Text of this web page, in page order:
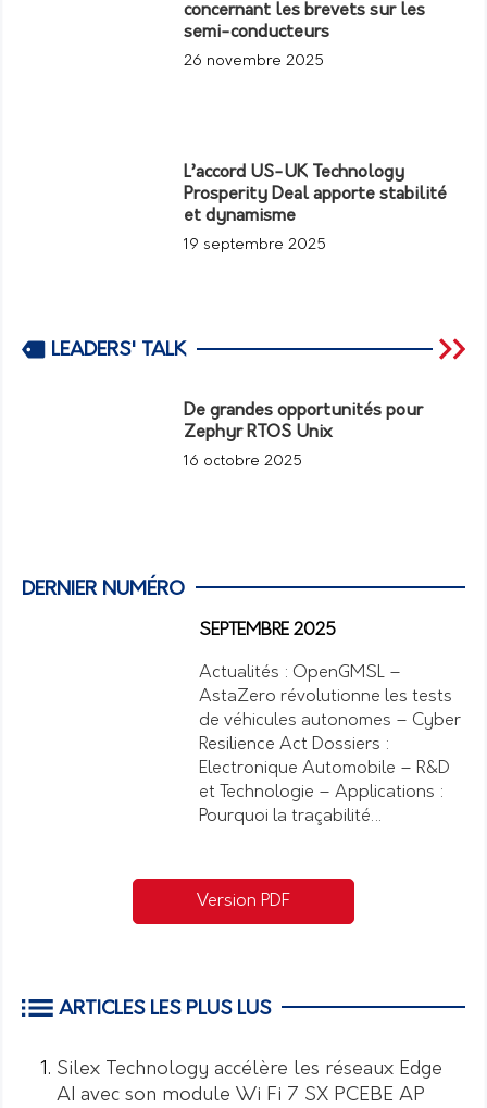
concernant les brevets sur les
semi-conducteurs
26 novembre 2025
L’accord US-UK Technology
Prosperity Deal apporte stabilité
et dynamisme
19 septembre 2025
LEADERS' TALK
De grandes opportunités pour
Zephyr RTOS Unix
16 octobre 2025
DERNIER NUMÉRO
SEPTEMBRE 2025
Actualités : OpenGMSL –
AstaZero révolutionne les tests
de véhicules autonomes – Cyber
Resilience Act Dossiers :
Electronique Automobile – R&D
et Technologie – Applications :
Pourquoi la traçabilité…
Version PDF
ARTICLES LES PLUS LUS
Silex Technology accélère les réseaux Edge
AI avec son module Wi Fi 7 SX PCEBE AP